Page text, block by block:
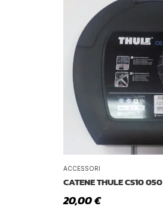
ACCESSORI
CATENE THULE CS10 050
20,00€